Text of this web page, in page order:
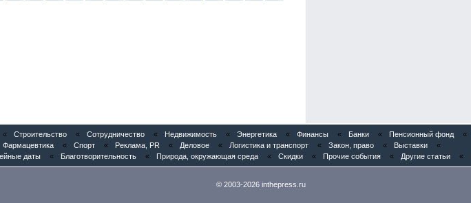
« Строительство « Сотрудничество « Недвижимость « Энергетика « Финансы « Банки « Пенсионный фонд
«
Фармацевтика « Спорт « Реклама, PR « Деловое « Логистика и транспорт « Закон, право « Выставки
«
даты « Благотворительность « Природа, окружающая среда « Скидки « Прочие события « Другие статьи «
© 2003-2026 inthepress.ru